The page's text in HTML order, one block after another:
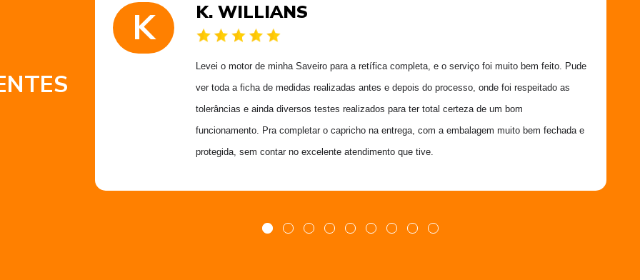
K K. WILLIANS
Levei o motor de minha Saveiro para a retífica completa, e o serviço foi muito bem feito. Pude
ver toda a ficha de medidas realizadas antes e depois do processo, onde foi respeitado as
tolerâncias e ainda diversos testes realizados para ter total certeza de um bom
funcionamento. Pra completar o capricho na entrega, com a embalagem muito bem fechada e
protegida, sem contar no excelente atendimento que tive.